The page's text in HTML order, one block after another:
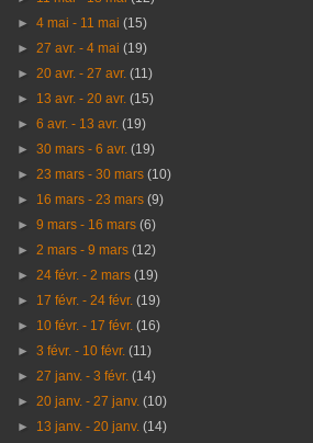
►4 mai - 11 mai(15)
►27 avr. - 4 mai(19)
►20 avr. - 27 avr.(11)
► 13 avr. - 20 avr.(15)
►6 avr. - 13 avr.(19)
►30 mars - 6 avr.(19)
►23 mars - 30 mars(10)
► 16 mars - 23 mars(9)
►9 mars - 16 mars(6)
►2 mars - 9 mars(12)
►24 févr. - 2 mars(19)
► 17 févr. - 24 févr.(19)
► 10 févr. - 17 févr.(16)
►3 févr. - 10 févr.(11)
►27 janv. - 3 févr.(14)
►20 janv. - 27 janv.(10)
► 13 janv. - 20 janv.(14)